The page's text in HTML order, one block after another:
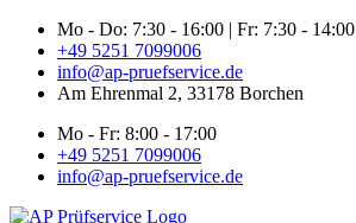
Zum
Inhalt
springen
Mo - Do: 7:30 - 16:00 | Fr: 7:30 - 14:00
+49 5251 7099006
info@ap-pruefservice.de
Am Ehrenmal 2, 33178 Borchen
Mo - Fr: 8:00 - 17:00
+49 5251 7099006
info@ap-pruefservice.de